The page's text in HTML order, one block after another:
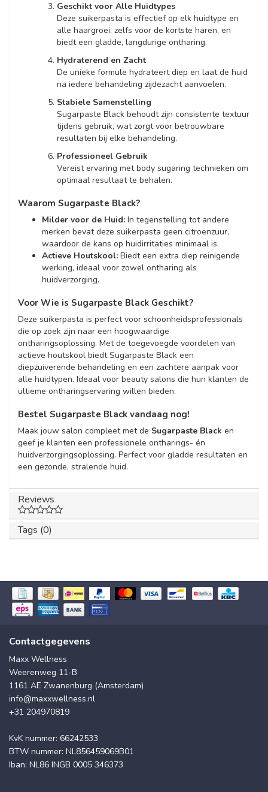
Geschikt voor Alle Huidtypes
Deze suikerpasta is effectief op elk huidtype en
alle haargroei, zelfs voor de kortste haren, en
biedt een gladde, langdurige ontharing.
Hydraterend en Zacht
De unieke formule hydrateert diep en laat de huid
na iedere behandeling zijdezacht aanvoelen.
Stabiele Samenstelling
Sugarpaste Black behoudt zijn consistente textuur
tijdens gebruik, wat zorgt voor betrouwbare
resultaten bij elke behandeling.
Professioneel Gebruik
Vereist ervaring met body sugaring technieken om
optimaal resultaat te behalen.
Waarom Sugarpaste Black?
Milder voor de Huid: In tegenstelling tot andere
merken bevat deze suikerpasta geen citroenzuur,
waardoor de kans op huidirritaties minimaal is.
Actieve Houtskool: Biedt een extra diep reinigende
werking, ideaal voor zowel ontharing als
huidverzorging.
Voor Wie is Sugarpaste Black Geschikt?
Deze suikerpasta is perfect voor schoonheidsprofessionals
die op zoek zijn naar een hoogwaardige
ontharingsoplossing. Met de toegevoegde voordelen van
actieve houtskool biedt Sugarpaste Black een
diepzuiverende behandeling en een zachtere aanpak voor
alle huidtypen. Ideaal voor beauty salons die hun klanten de
ultieme ontharingservaring willen bieden.
Bestel Sugarpaste Black vandaag nog!
Maak jouw salon compleet met de Sugarpaste Black en
geef je klanten een professionele ontharings- én
huidverzorgingsoplossing. Perfect voor gladde resultaten en
een gezonde, stralende huid.
Reviews
Tags (0)
Contactgegevens
Maxx Wellness
Weerenweg 11-B
1161 AE Zwanenburg (Amsterdam)
info@maxxwellness.nl
+31 204970819
KvK nummer: 66242533
BTW nummer: NL856459069B01
Iban: NL86 INGB 0005 346373